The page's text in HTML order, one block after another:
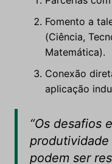
Fomento a
(Ciência,
Matemática).
Conexão
aplicação
“Os desafios
podem ser